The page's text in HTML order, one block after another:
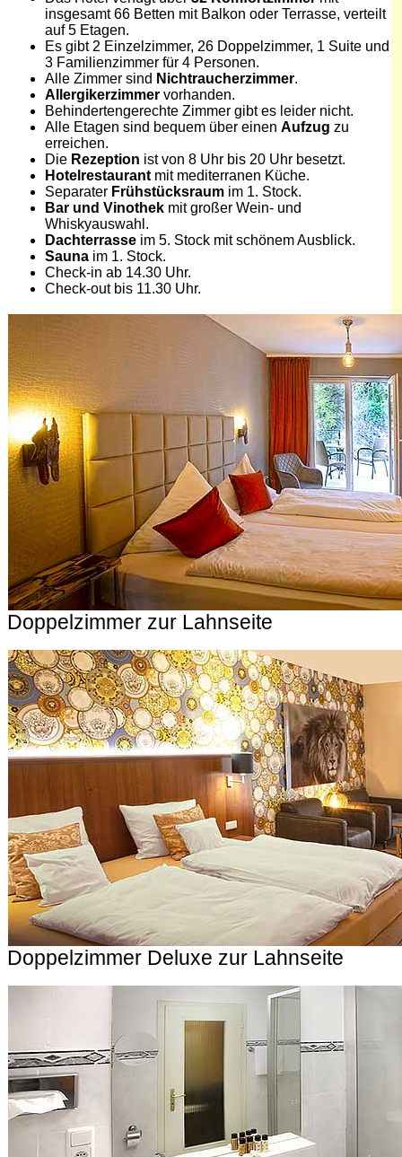
insgesamt 66 Betten mit Balkon oder Terrasse, verteilt
auf 5 Etagen.
Es gibt 2 Einzelzimmer, 26 Doppelzimmer, 1 Suite und
3 Familienzimmer für 4 Personen.
Alle Zimmer sind Nichtraucherzimmer.
Allergikerzimmer vorhanden.
Behindertengerechte Zimmer gibt es leider nicht.
Alle Etagen sind bequem über einen Aufzug zu
erreichen.
Die Rezeption ist von 8 Uhr bis 20 Uhr besetzt.
Hotelrestaurant mit mediterranen Küche.
Separater Frühstücksraum im 1. Stock.
Bar und Vinothek mit großer Wein- und
Whiskyauswahl.
Dachterrasse im 5. Stock mit schönem Ausblick.
Sauna im 1. Stock.
Check-in ab 14.30 Uhr.
Check-out bis 11.30 Uhr.
Doppelzimmer zur Lahnseite
Doppelzimmer Deluxe zur Lahnseite